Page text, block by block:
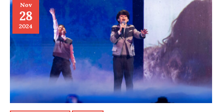
Nov
28
2024